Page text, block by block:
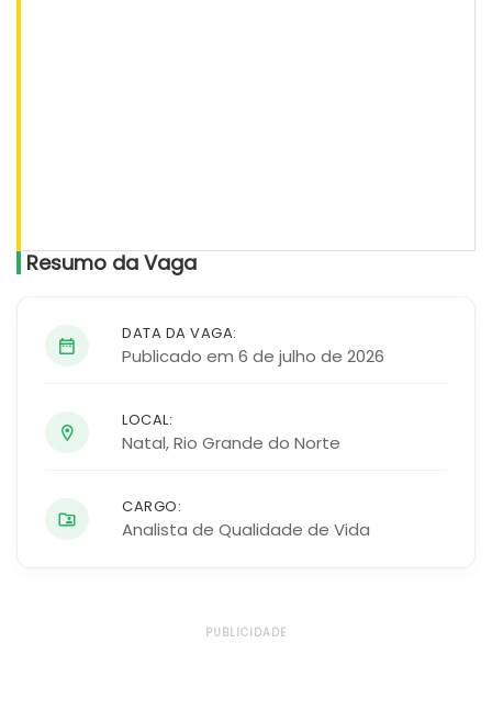
Resumo da Vaga
DATA DA VAGA:
Publicado em 6 de julho de 2026
LOCAL:
Natal,Rio Grande do Norte
CARGO:
Analista de Qualidade de Vida
PUBLICIDADE